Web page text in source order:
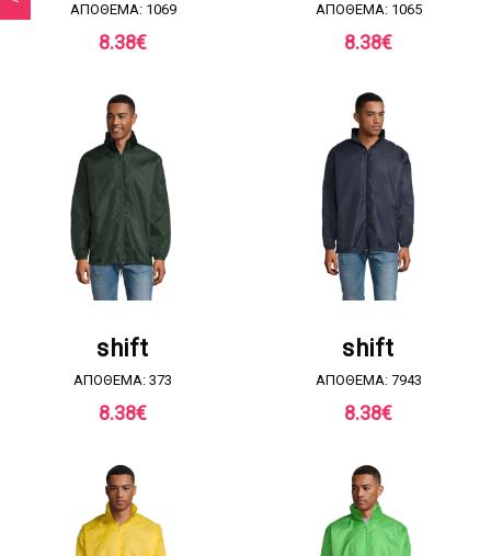
ΑΠΟΘΕΜΑ: 1069
8.38€
ΑΠΟΘΕΜΑ: 1065
8.38€
shift
ΑΠΟΘΕΜΑ: 373
8.38€
shift
ΑΠΟΘΕΜΑ: 7943
8.38€